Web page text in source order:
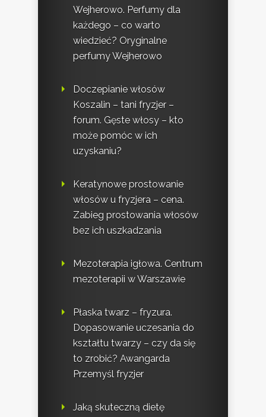
Wejherowo. Perfumy dla
każdego – co warto
wiedzieć? Oryginalne
perfumy Wejherowo
Doczepianie włosów
Koszalin – tani fryzjer –
forum. Gęste włosy – kto
może pomóc w ich
uzyskaniu?
Keratynowe prostowanie
włosów u fryzjera – cena.
Zabieg prostowania włosów
bez ich uszkadzania
Mezoterapia igłowa. Centrum
mezoterapii w Warszawie
Płaska twarz – fryzura.
Dopasowanie uczesania do
kształtu twarzy – czy da się
to zrobić? Awangarda
Przemyśl fryzjer
Jaką skuteczną dietę